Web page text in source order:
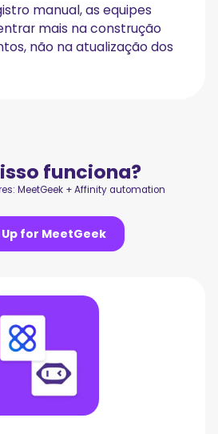
manual, as equipes
mais na construção
não na atualização dos
funciona?
MeetGeek + Affinity automation
Up for MeetGeek